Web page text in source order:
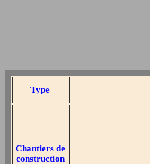
Type
Chantiers de
construction